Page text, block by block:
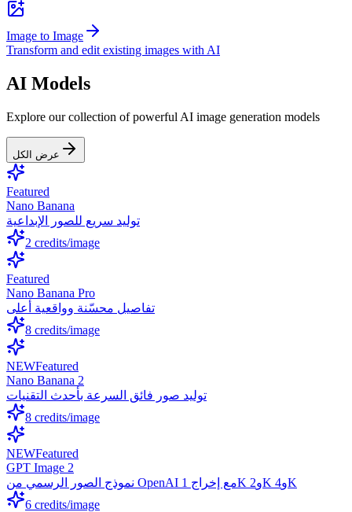
Image to Image
Transform and edit existing images with AI
AI Models
Explore our collection of powerful AI image generation models
عرض الكل
Featured
Nano Banana
توليد سريع للصور الإبداعية
2 credits/image
Featured
Nano Banana Pro
تفاصيل محسّنة وواقعية أعلى
8 credits/image
NEWFeatured
Nano Banana 2
توليد صور فائق السرعة بأحدث التقنيات
8 credits/image
NEWFeatured
GPT Image 2
نموذج الصور الرسمي من OpenAI مع إخراج 1K و2K و4K
6 credits/image